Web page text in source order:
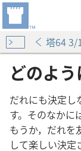
塔64 3/
どのよ
だれにも決定し
す。そのなかに
もうか，だれを
して楽しい決定